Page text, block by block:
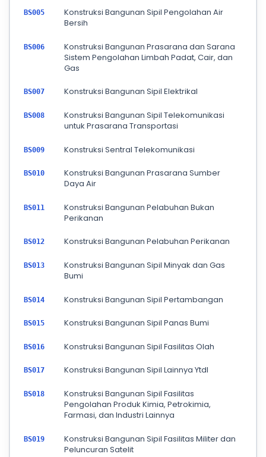
BS005
Konstruksi Bangunan Sipil Pengolahan Air
Bersih
BS006
Konstruksi Bangunan Prasarana dan Sarana
Sistem Pengolahan Limbah Padat, Cair, dan
Gas
BS007 Konstruksi Bangunan Sipil Elektrikal
BS008
Konstruksi Bangunan Sipil Telekomunikasi
untuk Prasarana Transportasi
BS009 Konstruksi Sentral Telekomunikasi
BS010
Konstruksi Bangunan Prasarana Sumber
Daya Air
BS011
Konstruksi Bangunan Pelabuhan Bukan
Perikanan
BS012 Konstruksi Bangunan Pelabuhan Perikanan
BS013
Konstruksi Bangunan Sipil Minyak dan Gas
Bumi
BS014 Konstruksi Bangunan Sipil Pertambangan
BS015 Konstruksi Bangunan Sipil Panas Bumi
BS016 Konstruksi Bangunan Sipil Fasilitas Olah
BS017 Konstruksi Bangunan Sipil Lainnya Ytdl
BS018
Konstruksi Bangunan Sipil Fasilitas
Pengolahan Produk Kimia, Petrokimia,
Farmasi, dan Industri Lainnya
BS019
Konstruksi Bangunan Sipil Fasilitas Militer dan
Peluncuran Satelit